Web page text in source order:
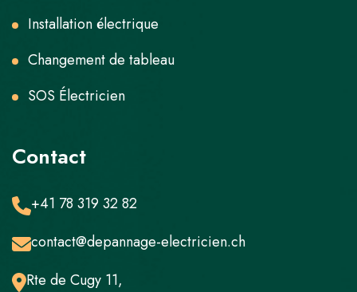
Installation électrique
Changement de tableau
SOS Électricien
Contact
+41 78 319 32 82
contact@depannage-electricien.ch
Rte de Cugy 11,